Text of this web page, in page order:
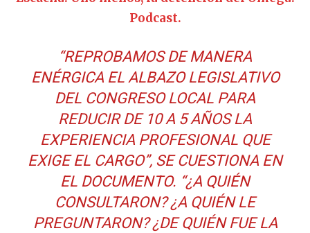
Podcast.
“REPROBAMOS DE MANERA
ENÉRGICA EL ALBAZO LEGISLATIVO
DEL CONGRESO LOCAL PARA
REDUCIR DE 10 A 5 AÑOS LA
EXPERIENCIA PROFESIONAL QUE
EXIGE EL CARGO”, SE CUESTIONA EN
EL DOCUMENTO. “¿A QUIÉN
CONSULTARON? ¿A QUIÉN LE
PREGUNTARON? ¿DE QUIÉN FUE LA